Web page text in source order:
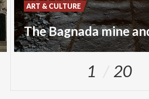
ART & CULTURE
1 20